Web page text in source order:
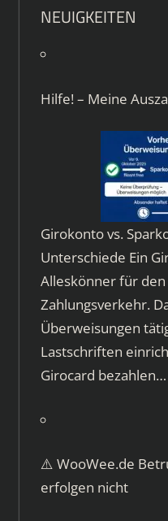
NEUIGKEITEN
Hilfe! – Meine
Girokonto vs.
Unterschiede Ein
Alleskönner für
Zahlungsverkehr.
Überweisungen
Lastschriften
Girocard bezahlen…
⚠️ WooWee.de
erfolgen nicht